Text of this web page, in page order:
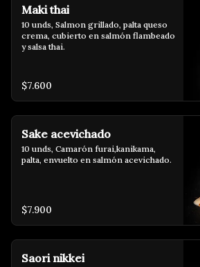
Maki thai
10 unds, Salmon grillado, palta queso
crema, cubierto en salmón flambeado
y salsa thai.
$7.600
Sake acevichado
10 unds, Camarón furai,kanikama,
palta, envuelto en salmón acevichado.
$7.900
Saori nikkei